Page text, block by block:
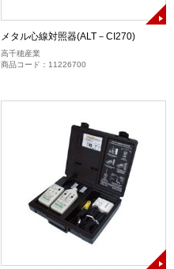
メタル心線対照器(ALT－CI270)
高千穂産業
商品コード：11226700